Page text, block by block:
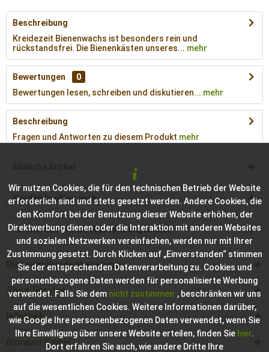
Beschreibung
Kreidezeit Bienenwachs ist besonders rein und
rückstandsfrei. Die Bienenkästen unseres... mehr
Bewertungen
0
Bewertungen lesen, schreiben und diskutieren... mehr
Beschreibung
Fragen und Antworten zu diesem Produkt mehr
Ähnliche Artikel
Kunden kauften auch
Kunden haben sich ebenfalls angesehen
Bioraum Kundenberatung
Shop Service
Infothek
Bioraum GmbH
Wir nutzen Cookies, die für den technischen Betrieb der Website
erforderlich sind und stets gesetzt werden. Andere Cookies, die
den Komfort bei der Benutzung dieser Website erhöhen, der
Direktwerbung dienen oder die Interaktion mit anderen Websites
und sozialen Netzwerken vereinfachen, werden nur mit Ihrer
Zustimmung gesetzt. Durch Klicken auf „Einverstanden“ stimmen
Sie der entsprechenden Datenverarbeitung zu. Cookies und
personenbezogene Daten werden für personalisierte Werbung
verwendet. Falls Sie dem nicht zustimmen , beschränken wir uns
auf die wesentlichen Cookies. Weitere Informationen darüber,
wie Google Ihre personenbezogenen Daten verwendet, wenn Sie
Ihre Einwilligung über unsere Website erteilen, finden Sie hier.
Dort erfahren Sie auch, wie andere Dritte Ihre